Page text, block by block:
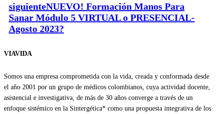
siguienteNUEVO! Formación Manos Para
Sanar Módulo 5 VIRTUAL o PRESENCIAL-
Agosto 2023?
VIAVIDA
Somos una empresa comprometida con la vida, creada y conformada desde
el año 2001 por un grupo de médicos colombianos, cuya actividad docente,
asistencial e investigativa, de más de 30 años converge a través de un
enfoque sistémico en la Sintergética* como una propuesta integrativa de los